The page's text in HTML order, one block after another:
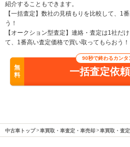
紹介することもできます。
【一括査定】数社の見積もりを比較して、1
う！
【オークション型査定】連絡・査定は1社だ
て、1番高い査定価格で買い取ってもらおう！
無
料
90秒で終わるカンタ
一括査定依
中古車トップ 車買取・車査定・車売却 車買取・査